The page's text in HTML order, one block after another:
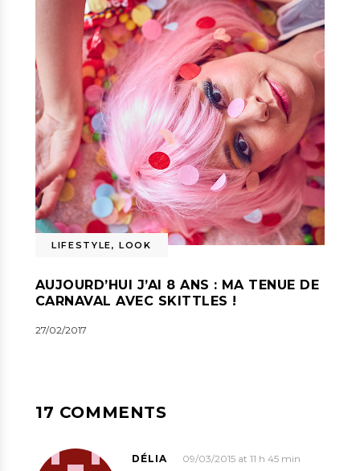
LIFESTYLE,LOOK
AUJOURD’HUI J’AI 8 ANS : MA TENUE DE
CARNAVAL AVEC SKITTLES !
27/02/2017
17 COMMENTS
DÉLIA 09/03/2015 at 11 h 45 min